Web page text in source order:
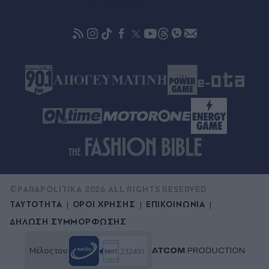
ΤΑΥΤΟΤΗΤΑ ΟΡΟΙ ΧΡΗΣΗΣ
ΕΠΙΚΟΙΝΩΝΙΑ
ΔΗΛΩΣΗ ΣΥΜΜΟΡΦΩΣΗΣ
©PARAPOLITIKA 2026 ALL RIGHTS RESERVED
Μέλος του: